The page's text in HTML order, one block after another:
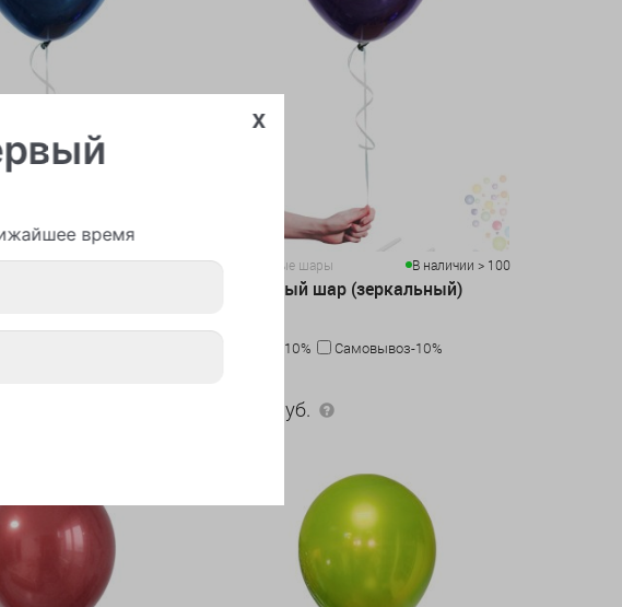
В наличии > 100 Воздушные шары В наличии > 100
Сливовый шар (зеркальный)
Карта-10%
Самовывоз-10%
руб.
x
время